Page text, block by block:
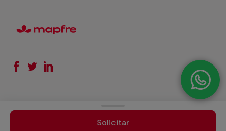
Solicitar
© 2026. Todos los derechos reservados